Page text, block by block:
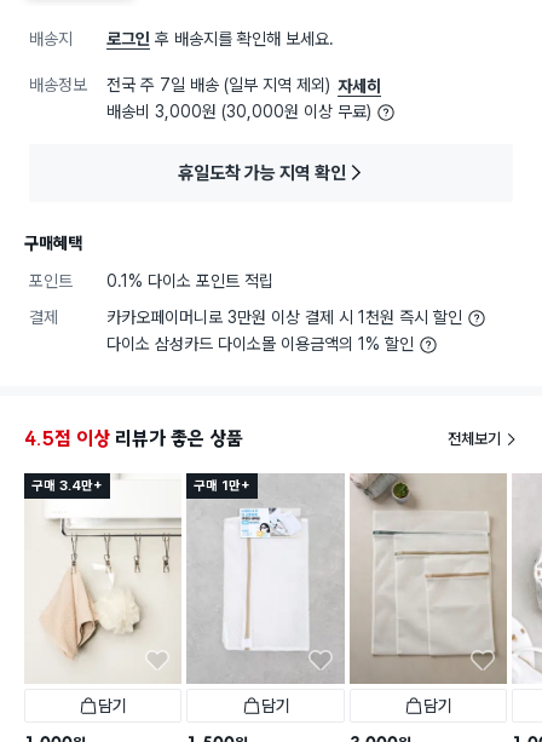
배송지 로그인 후 배송지를 확인해 보세요.
배송정보 전국 주 7일 배송 (일부 지역 제외) 자세히
배송비 3,000원 (30,000원 이상 무료)
휴일도착 가능 지역 확인
구매혜택
포인트
0.1% 다이소 포인트 적립
결제
카카오페이머니로 3만원 이상 결제 시 1천원 즉시 할인
다이소 삼성카드 다이소몰 이용금액의 1% 할인
4.5점 이상 리뷰가 좋은 상품 전체보기
구매 3.4만+
담기
구매 1만+
담기 담기